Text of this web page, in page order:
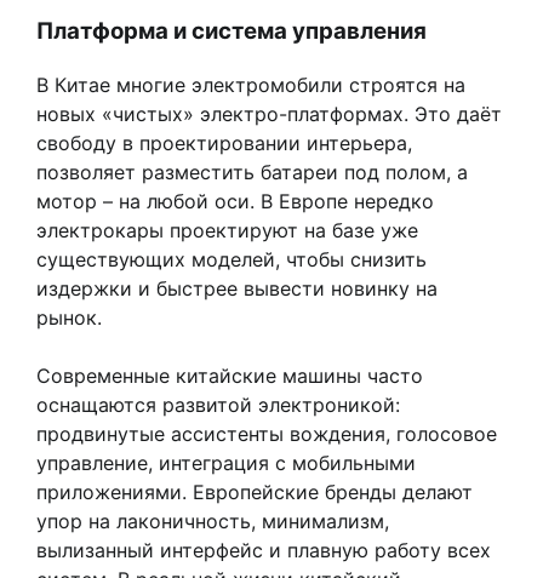
Платформа и система управления
В Китае многие электромобили строятся на
новых «чистых» электро-платформах. Это даёт
свободу в проектировании интерьера,
позволяет разместить батареи под полом, а
мотор – на любой оси. В Европе нередко
электрокары проектируют на базе уже
существующих моделей, чтобы снизить
издержки и быстрее вывести новинку на
рынок.
Современные китайские машины часто
оснащаются развитой электроникой:
продвинутые ассистенты вождения, голосовое
управление, интеграция с мобильными
приложениями. Европейские бренды делают
упор на лаконичность, минимализм,
вылизанный интерфейс и плавную работу всех